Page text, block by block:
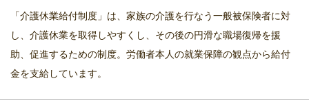
「介護休業給付制度」は、家族の介護を行なう一般被保険者に対
し、介護休業を取得しやすくし、その後の円滑な職場復帰を援
助、促進するための制度。労働者本人の就業保障の観点から給付
金を支給しています。